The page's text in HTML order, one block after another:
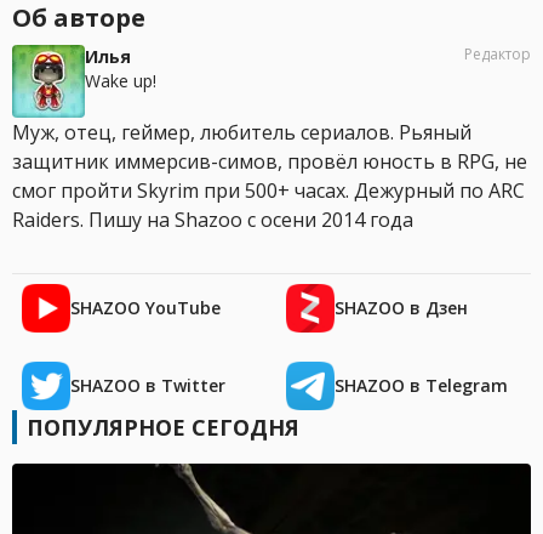
Об авторе
Илья
Wake up!
Редактор
Муж, отец, геймер, любитель сериалов. Рьяный
защитник иммерсив-симов, провёл юность в RPG, не
смог пройти Skyrim при 500+ часах. Дежурный по ARC
Raiders. Пишу на Shazoo с осени 2014 года
SHAZOO YouTube SHAZOO в Дзен
SHAZOO в Twitter SHAZOO в Telegram
ПОПУЛЯРНОЕ СЕГОДНЯ